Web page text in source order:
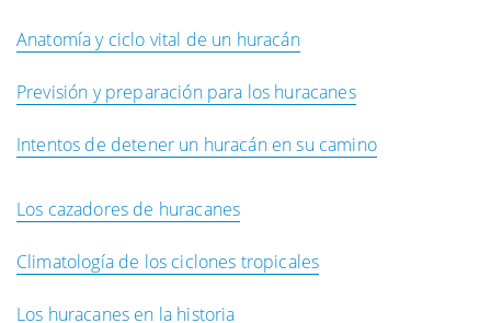
Anatomía y ciclo vital de un huracán
Previsión y preparación para los huracanes
Intentos de detener un huracán en su camino
Los cazadores de huracanes
Climatología de los ciclones tropicales
Los huracanes en la historia